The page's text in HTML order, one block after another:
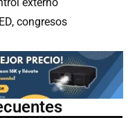
congresos